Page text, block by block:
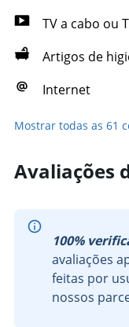
TV a cabo ou
Artigos de
Internet
Mostrar todas as 61
Avaliações
100%
avaliações
feitas por
nossos